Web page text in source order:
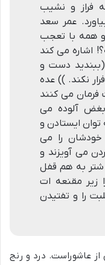
فراز و نشیب
عمر سعد
و همه با تعجب
اشاره می کند
دست و
نکند. )) عده
می کنند
آلوده می
ایستادن و
خودشان را می
می آویزند و
شتر به هم قفل
مقنعه ات
را و تفتیدن
عاشوراست. درد و رنج